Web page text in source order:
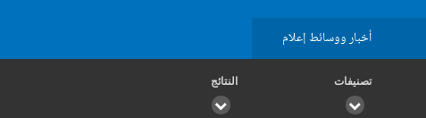
أخبار ووسائط إعلام
تصنيفات النتائج